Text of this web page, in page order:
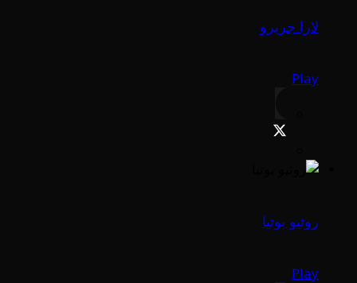
لارا جريرو
Play
روثيو بوتيا
Play